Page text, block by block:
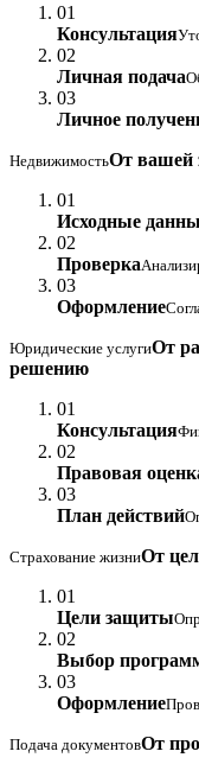
01
Консультация
02
Личная подача
03
Личное
НедвижимостьОт вашей
01
Исходные
02
Проверка
03
Оформление
Юридические услугиОт
решению
01
Консультация
02
Правовая
03
План действий
Страхование жизниОт
01
Цели защиты
02
Выбор
03
Оформление
Подача документовОт